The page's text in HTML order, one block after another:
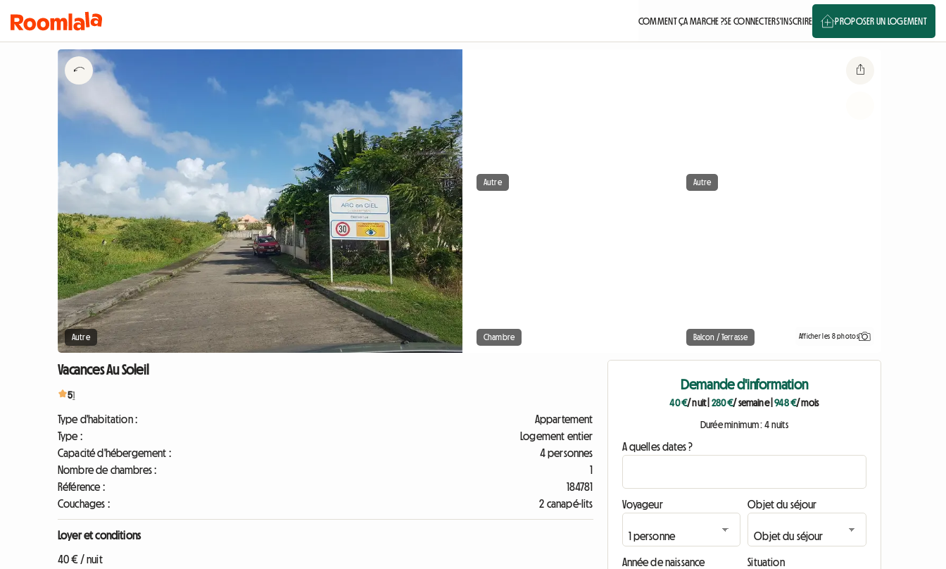
COMMENT ÇA MARCHE ?SE CONNECTERS'INSCRIRE PROPOSER UN LOGEMENT
Autre
Autre Autre
Chambre Balcon / Terrasse Afficher les 8 photos
Vacances Au Soleil
51
Type d'habitation :
Appartement
Type :
Logement entier
Capacité d'hébergement :
4 personnes
Nombre de chambres :
1
Référence :
184781
Couchages :
2 canapé-lits
Loyer et conditions
40 € / nuit
Demande d'information
40 €/ nuit| 280 €/ semaine|948 €/ mois
Durée minimum : 4 nuits
A quelles dates ?
Voyageur Objet du séjour
Année de naissance Situation